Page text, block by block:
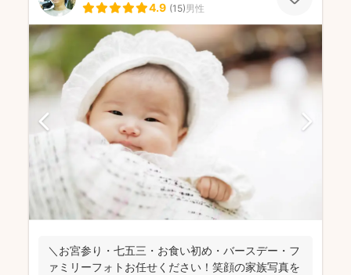
4.9 (15)男性
＼お宮参り・七五三・お食い初め・バースデー・フ
ァミリーフォトお任せください！笑顔の家族写真を